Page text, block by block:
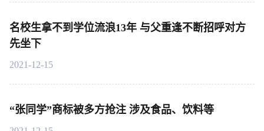
名校生拿不到学位流浪13年 与父重逢不断招呼对方
先坐下
2021-12-15
“张同学”商标被多方抢注 涉及食品、饮料等